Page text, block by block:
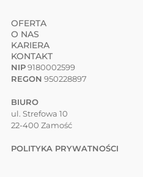
OFERTA
O NAS
KARIERA
KONTAKT
NIP 9180002599
REGON 950228897
BIURO
ul. Strefowa 10
22-400 Zamość
POLITYKA PRYWATNOŚCI